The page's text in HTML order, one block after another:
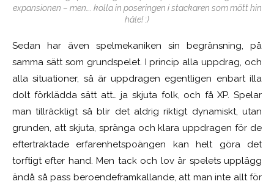
expansionen – men…. kolla in poseringen i stackaren som mött hin
håle! :)
Sedan har även spelmekaniken sin begränsning, på
samma sätt som grundspelet. I princip alla uppdrag, och
alla situationer, så är uppdragen egentligen enbart illa
dolt förklädda sätt att… ja skjuta folk, och få XP. Spelar
man tillräckligt så blir det aldrig riktigt dynamiskt, utan
grunden, att skjuta, spränga och klara uppdragen för de
eftertraktade erfarenhetspoängen kan helt göra det
torftigt efter hand. Men tack och lov är spelets upplägg
ändå så pass beroendeframkallande, att man inte allt för